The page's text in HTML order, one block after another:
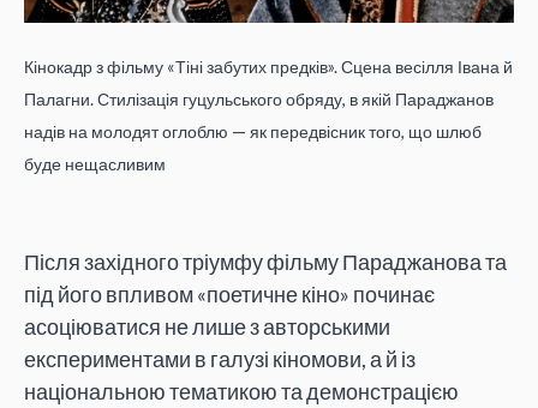
Кінокадр з фільму «Тіні забутих предків». Сцена весілля Івана й
Палагни. Стилізація гуцульського обряду, в якій Параджанов
надів на молодят оглоблю — як передвісник того, що шлюб
буде нещасливим
Після західного тріумфу фільму Параджанова та
під його впливом «поетичне кіно» починає
асоціюватися не лише з авторськими
експериментами в галузі кіномови, а й із
національною тематикою та демонстрацією